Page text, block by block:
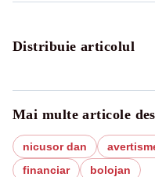
Distribuie articolul
Mai multe articole
nicusor dan
financiar
bolojan